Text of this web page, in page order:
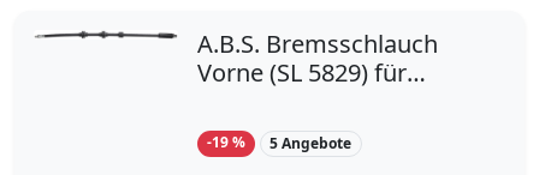
A.B.S. Bremsschlauch
Vorne (SL 5829) für
-19 % 5 Angebote